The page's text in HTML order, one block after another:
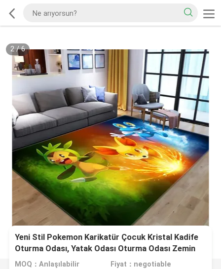
2/6
Yeni Stil Pokemon Karikatür Çocuk Kristal Kadife
Oturma Odası, Yatak Odası Oturma Odası Zemin
Halılar
MOQ：Anlaşılabilir Fiyat：negotiable